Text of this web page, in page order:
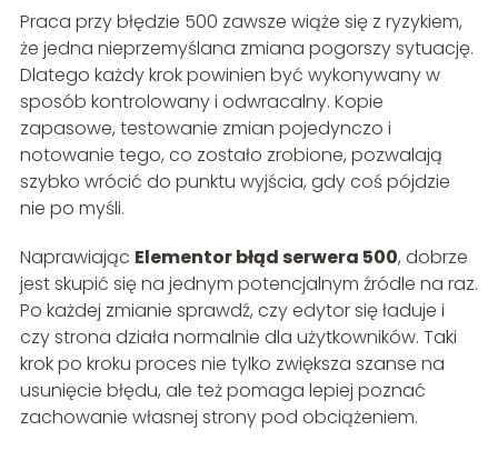
Praca przy błędzie 500 zawsze wiąże się z ryzykiem,
że jedna nieprzemyślana zmiana pogorszy sytuację.
Dlatego każdy krok powinien być wykonywany w
sposób kontrolowany i odwracalny. Kopie
zapasowe, testowanie zmian pojedynczo i
notowanie tego, co zostało zrobione, pozwalają
szybko wrócić do punktu wyjścia, gdy coś pójdzie
nie po myśli.
Naprawiając Elementor błąd serwera 500, dobrze
jest skupić się na jednym potencjalnym źródle na raz.
Po każdej zmianie sprawdź, czy edytor się ładuje i
czy strona działa normalnie dla użytkowników. Taki
krok po kroku proces nie tylko zwiększa szanse na
usunięcie błędu, ale też pomaga lepiej poznać
zachowanie własnej strony pod obciążeniem.